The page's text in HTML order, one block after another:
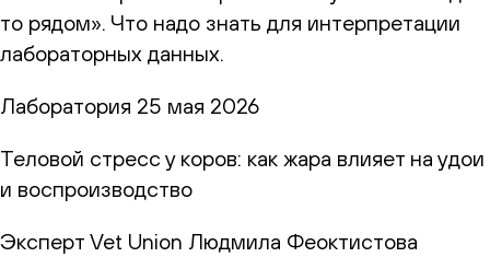
то рядом». Что надо знать для интерпретации
лабораторных данных.
Лаборатория 25 мая 2026
Теловой стресс у коров: как жара влияет на удои
и воспроизводство
Эксперт Vet Union Людмила Феоктистова